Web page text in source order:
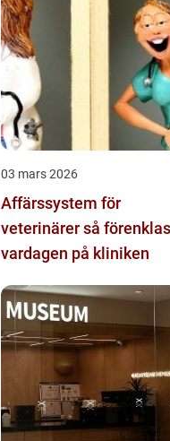
03 mars 2026
Affärssystem för
veterinärer så förenklas
vardagen på kliniken